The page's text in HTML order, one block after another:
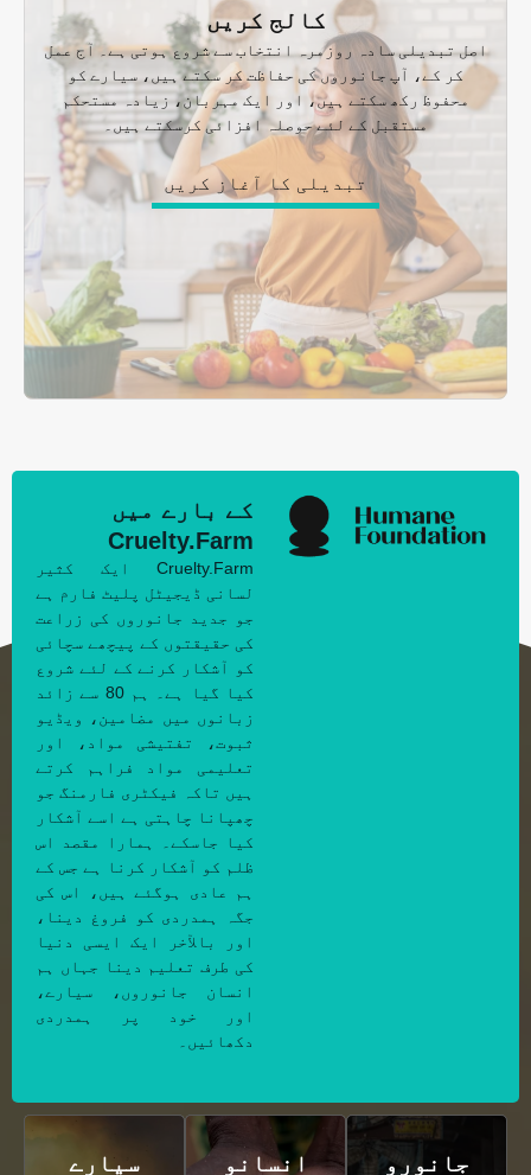
کالج کریں
اصل تبدیلی سادہ روزمرہ انتخاب سے شروع ہوتی ہے۔ آج عمل
کر کے، آپ جانوروں کی حفاظت کر سکتے ہیں، سیارے کو
محفوظ رکھ سکتے ہیں، اور ایک مہربان، زیادہ مستحکم
مستقبل کے لئے حوصلہ افزائی کرسکتے ہیں۔
تبدیلی کا آغاز کریں
کے بارے میں
Cruelty.Farm
Cruelty.Farm ایک کثیر
لسانی ڈیجیٹل پلیٹ فارم ہے
جو جدید جانوروں کی زراعت
کی حقیقتوں کے پیچھے سچائی
کو آشکار کرنے کے لئے شروع
کیا گیا ہے۔ ہم 80 سے زائد
زبانوں میں مضامین، ویڈیو
ثبوت، تفتیشی مواد، اور
تعلیمی مواد فراہم کرتے
ہیں تاکہ فیکٹری فارمنگ جو
چھپانا چاہتی ہے اسے آشکار
کیا جاسکے۔ ہمارا مقصد اس
ظلم کو آشکار کرنا ہے جس کے
ہم عادی ہوگئے ہیں، اس کی
جگہ ہمدردی کو فروغ دینا،
اور بالآخر ایک ایسی دنیا
کی طرف تعلیم دینا جہاں ہم
انسان جانوروں، سیارے،
اور خود پر ہمدردی
دکھائیں۔
جانورو
انسانو
سیارے